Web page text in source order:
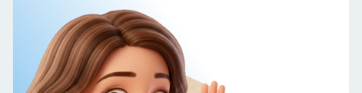
Подходят для детей с астигматизмом (при
использовании сфероцилиндрических линз).
Не требуют сложного ухода, в отличие от
контактных линз.